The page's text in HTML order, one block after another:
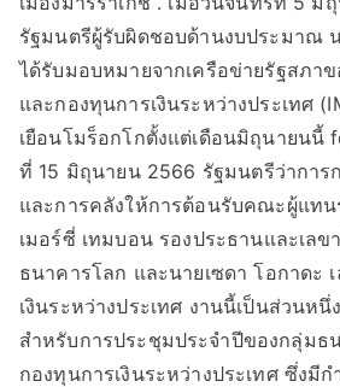
รัฐมนตรีผู้รับผิดชอบด้านงบประมาณ
ได้รับมอบหมายจากเครือข่ายรัฐสภา
และกองทุนการเงินระหว่างประเทศ
เยือนโมร็อกโกตั้งแต่เดือนมิถุนายนนี้
ที่ 15 มิถุนายน 2566 รัฐมนตรีว่าการ
และการคลังให้การต้อนรับคณะผู้แทน
เมอร์ซี่ เทมบอน รองประธานและเลข
ธนาคารโลก และนายเซดา โอกาดะ
เงินระหว่างประเทศ งานนี้เป็นส่วนหนึ่
สำหรับการประชุมประจำปีของกลุ่มธ
กองทุนการเงินระหว่างประเทศ ซึ่งมี